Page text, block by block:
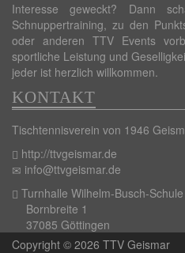
Interesse geweckt? Dann
Schnuppertraining, zu den
oder anderen TTV Events
sportliche Leistung und
jeder ist herzlich willkommen.
KONTAKT
Tischtennisverein von 1946
http://ttvgeismar.de
info@ttvgeismar.de
Turnhalle Wilhelm-Busch-Schule
Bornbreite 1
37085 Göttingen
Copyright © 2026 TTV Geismar